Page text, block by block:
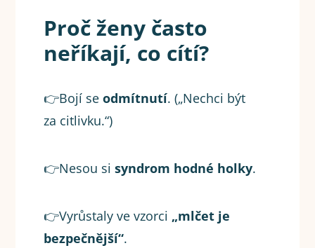
Proč ženy často
neříkají, co cítí?
👉Bojí seodmítnutí. („Nechci být
za citlivku.“)
👉Nesou sisyndrom hodné holky.
👉Vyrůstaly ve vzorci „mlčet je
bezpečnější“.